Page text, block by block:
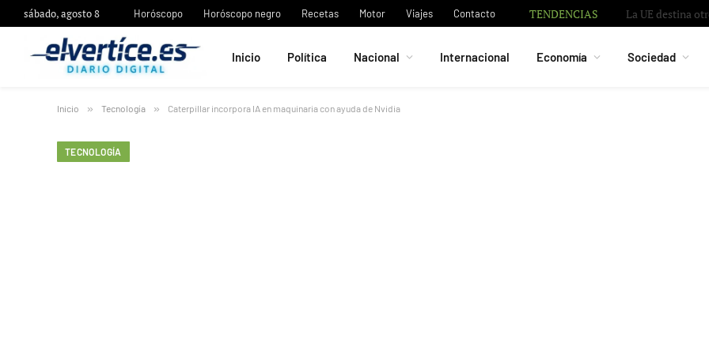
sábado, agosto 8 Horóscopo Horóscopo negro Recetas Motor Viajes Contacto TENDENCIAS La UE destina
Inicio Política Nacional Internacional Economía Sociedad
Inicio » Tecnología » Caterpillar incorpora IA en maquinaria con ayuda de Nvidia
TECNOLOGÍA